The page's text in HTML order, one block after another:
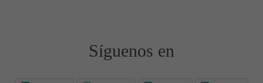
Síguenos en